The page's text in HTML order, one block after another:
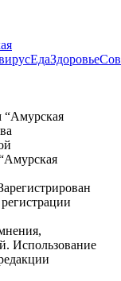
ЕдаЗдоровье
Использование